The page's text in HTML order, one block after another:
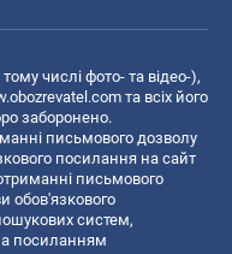
числі фото- та відео-),
та всіх його
заборонено.
письмового дозволу
посилання на сайт
письмового
обов'язкового
систем,
посиланням